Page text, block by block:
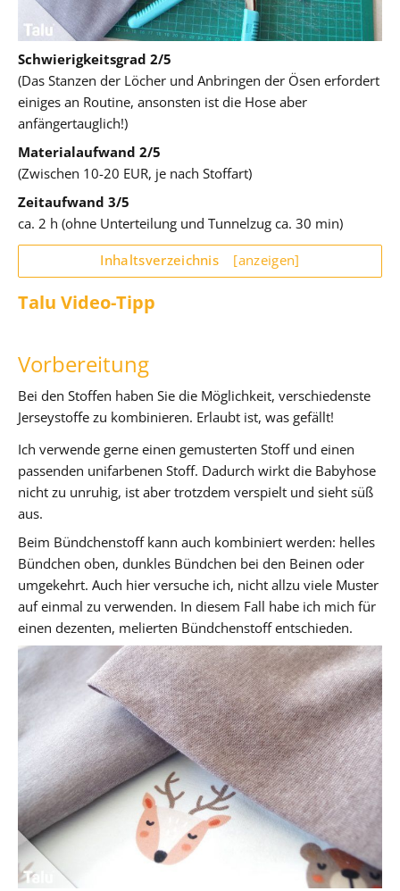
Schwierigkeitsgrad 2/5
(Das Stanzen der Löcher und Anbringen der Ösen erfordert
einiges an Routine, ansonsten ist die Hose aber
anfängertauglich!)
Materialaufwand 2/5
(Zwischen 10-20 EUR, je nach Stoffart)
Zeitaufwand 3/5
ca. 2 h (ohne Unterteilung und Tunnelzug ca. 30 min)
Inhaltsverzeichnis [anzeigen]
Talu Video-Tipp
Vorbereitung
Bei den Stoffen haben Sie die Möglichkeit, verschiedenste
Jerseystoffe zu kombinieren. Erlaubt ist, was gefällt!
Ich verwende gerne einen gemusterten Stoff und einen
passenden unifarbenen Stoff. Dadurch wirkt die Babyhose
nicht zu unruhig, ist aber trotzdem verspielt und sieht süß
aus.
Beim Bündchenstoff kann auch kombiniert werden: helles
Bündchen oben, dunkles Bündchen bei den Beinen oder
umgekehrt. Auch hier versuche ich, nicht allzu viele Muster
auf einmal zu verwenden. In diesem Fall habe ich mich für
einen dezenten, melierten Bündchenstoff entschieden.